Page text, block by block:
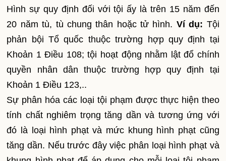
Hình sự quy định đối với tội ấy là trên 15 năm đến
20 năm tù, tù chung thân hoặc tử hình. Ví dụ: Tội
phản bội Tổ quốc thuộc trường hợp quy định tại
Khoản 1 Điều 108; tội hoạt động nhằm lật đổ chính
quyền nhân dân thuộc trường hợp quy định tại
Khoản 1 Điều 123,..
Sự phân hóa các loại tội phạm được thực hiện theo
tính chất nghiêm trọng tăng dần và tương ứng với
đó là loại hình phạt và mức khung hình phạt cũng
tăng dần. Nếu trước đây việc phân loại hình phạt và